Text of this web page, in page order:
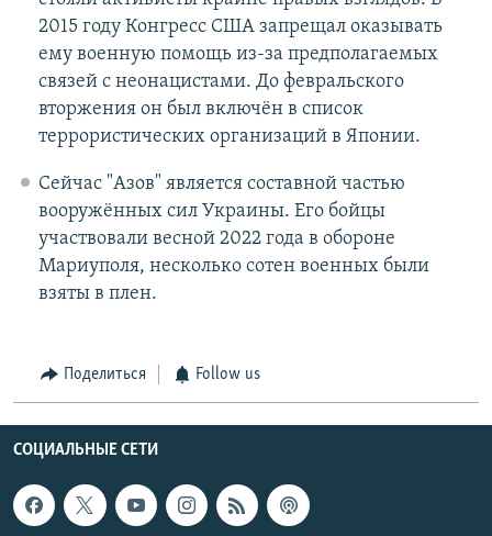
2015 году Конгресс США запрещал оказывать
ему военную помощь из-за предполагаемых
связей с неонацистами. До февральского
вторжения он был включён в список
террористических организаций в Японии.
Сейчас "Азов" является составной частью
вооружённых сил Украины. Его бойцы
участвовали весной 2022 года в обороне
Мариуполя, несколько сотен военных были
взяты в плен.
Поделиться Follow us
СОЦИАЛЬНЫЕ СЕТИ